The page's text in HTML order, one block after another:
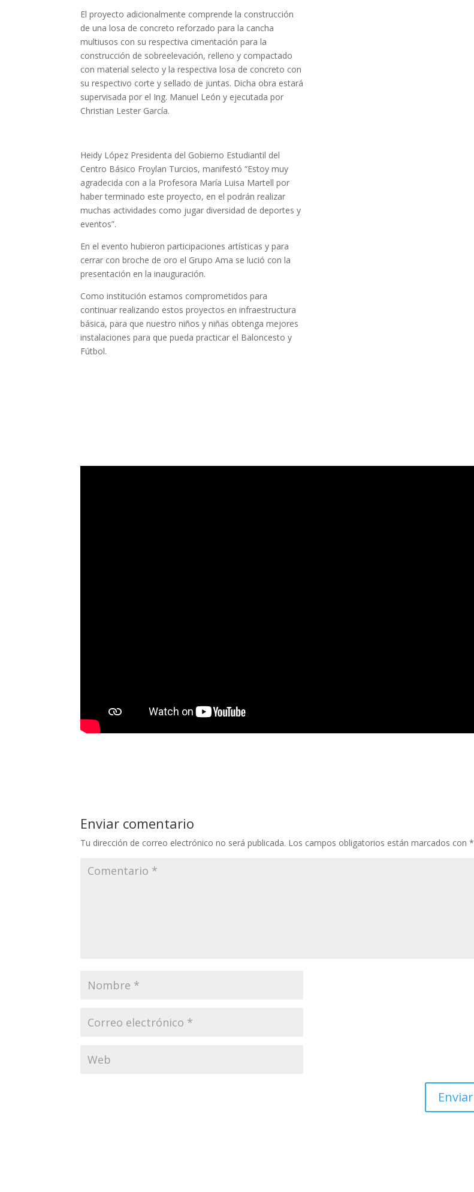
El proyecto adicionalmente comprende la construcción
de una losa de concreto reforzado para la cancha
multiusos con su respectiva cimentación para la
construcción de sobreelevación, relleno y compactado
con material selecto y la respectiva losa de concreto con
su respectivo corte y sellado de juntas. Dicha obra estará
supervisada por el Ing. Manuel León y ejecutada por
Christian Lester García.
Heidy López Presidenta del Gobierno Estudiantil del
Centro Básico Froylan Turcios, manifestó “Estoy muy
agradecida con a la Profesora María Luisa Martell por
haber terminado este proyecto, en el podrán realizar
muchas actividades como jugar diversidad de deportes y
eventos”.
En el evento hubieron participaciones artísticas y para
cerrar con broche de oro el Grupo Ama se lució con la
presentación en la inauguración.
Como institución estamos comprometidos para
continuar realizando estos proyectos en infraestructura
básica, para que nuestro niños y niñas obtenga mejores
instalaciones para que pueda practicar el Baloncesto y
Fútbol.
Enviar comentario
Tu dirección de correo electrónico no será publicada. Los campos obligatorios están marcados con*